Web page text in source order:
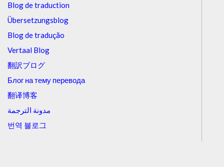
Blog de traduction
Übersetzungsblog
Blog de tradução
Vertaal Blog
翻訳ブログ
Блог на тему перевода
翻译博客
مدونة الترجمة
번역 블로그